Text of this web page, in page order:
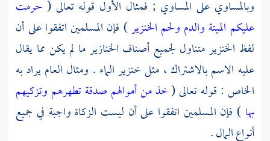
وبالمساوي على المساوي ; فمثال الأول قوله تعالى ( حرمت
عليكم الميتة والدم ولحم الخنزير) فإن المسلمين اتفقوا على أن
لفظ الخنزير متناول لجميع أصناف الخنازير ما لم يكن مما يقال
عليه الاسم بالاشتراك ، مثل خنزير الماء . ومثال العام يراد به
الخاص : قوله تعالى (خذ من أموالهم صدقة تطهرهم وتزكيهم
بها ) فإن المسلمين اتفقوا على أن ليست الزكاة واجبة في جميع
أنواع المال .